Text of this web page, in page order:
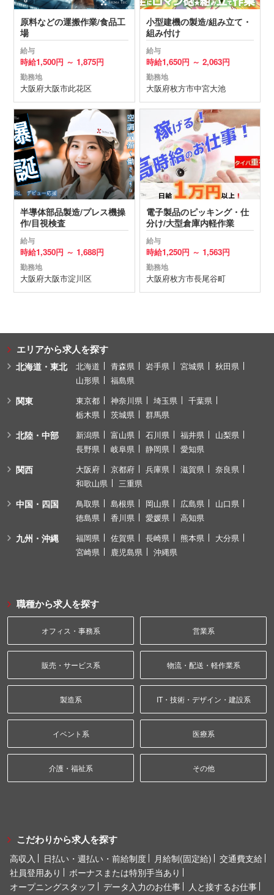
原料などの運搬作業/食品工
場
給与
時給1,500円 ～ 1,875円
勤務地
大阪府大阪市此花区
小型建機の製造/組み立て・
組み付け
給与
時給1,650円 ～ 2,063円
勤務地
大阪府枚方市中宮大池
半導体部品製造/プレス機操
作/目視検査
給与
時給1,350円 ～ 1,688円
勤務地
大阪府大阪市淀川区
電子製品のピッキング・仕
分け/大型倉庫内軽作業
給与
時給1,250円 ～ 1,563円
勤務地
大阪府枚方市長尾谷町
エリアから求人を探す
北海道・東北 北海道 青森県 岩手県 宮城県
秋田県
山形県
福島県
関東 東京都 神奈川県 埼玉県
千葉県
栃木県
茨城県 群馬県
北陸・中部 新潟県 富山県 石川県 福井県
山梨県
長野県
岐阜県 静岡県 愛知県
関西 大阪府 京都府 兵庫県 滋賀県
奈良県
和歌山県
三重県
中国・四国 鳥取県 島根県 岡山県 広島県
山口県
徳島県
香川県 愛媛県 高知県
九州・沖縄 福岡県 佐賀県 長崎県 熊本県
大分県
宮崎県
鹿児島県 沖縄県
職種から求人を探す
オフィス・事務系 営業系
販売・サービス系 物流・配送・軽作業系
製造系 IT・技術・デザイン・建設系
イベント系 医療系
介護・福祉系 その他
こだわりから求人を探す
高収入 日払い・週払い・前給制度 月給制(固定給)
交通費支給
社員登用あり
ボーナスまたは特別手当あり
オープニングスタッフ
データ入力のお仕事
人と接するお仕事